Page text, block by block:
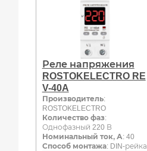
Реле напряжения
ROSTOKELECTRO RE
V-40A
Производитель:
ROSTOKELECTRO
Количество фаз:
Однофазный 220 В
Номинальный ток, А: 40
Способ монтажа: DIN-рейка